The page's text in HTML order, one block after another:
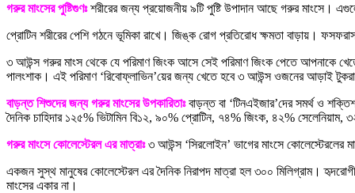
গরুর মাংসের পুষ্টিগুণঃশরীরের জন্য প্রয়োজনীয় ৯টি পুষ্টি উপাদান আছে গরুর মাংসে।
প্রোটিন শরীরের পেশি গঠনে ভূমিকা রাখে। জিঙ্ক রোগ প্রতিরোধ ক্ষমতা বাড়ায়।
৩ আউন্স গরুর মাংস থেকে যে পরিমাণ জিংক আসে সেই পরিমাণ জিংক পেতে আপনাকে
পালংশাক। এই পরিমাণ ‘রিবোফ্লাভিন’য়ের জন্য খেতে হবে ৩ আউন্স ওজনের আড়াই
বাড়ন্ত শিশুদের জন্য গরুর মাংসের উপকারিতাঃ বাড়ন্ত বা ‘টিনএইজার’দের সমর্থ ও
দৈনিক চাহিদার ১২৫% ভিটামিন বি১২, ৯০% প্রোটিন, ৭৪% জিংক, ৪২%
গরুর মাংসে কোলেস্টেরল এর মাত্রাঃ৩ আউন্স ‘সিরলোইন’ ভাগের মাংসে কোলেস্টেরলের
একজন সুস্থ মানুষের কোলেস্টেরল এর দৈনিক নিরাপদ মাত্রা হল ৩০০ মিলিগ্রাম।
মাংসের একার না।